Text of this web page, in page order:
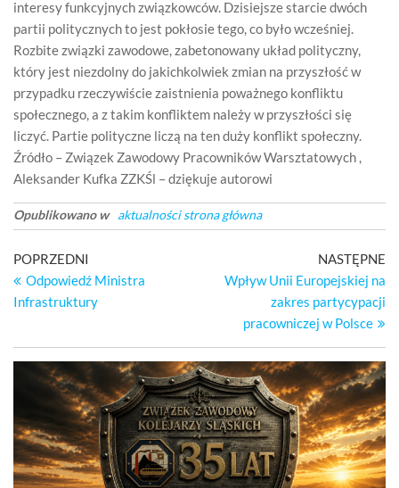
Opublikowano w aktualności strona główna
Nawigacja
wpisu
Poprzedni
wpis
POPRZEDNI
Odpowiedź Ministra
Infrastruktury
NASTĘPNE
Wpływ Unii Europejskiej na
zakres partycypacji
pracowniczej w Polsce